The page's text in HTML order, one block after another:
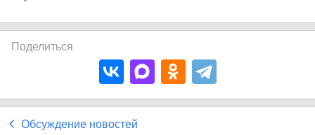
Поделиться
Обсуждение новостей